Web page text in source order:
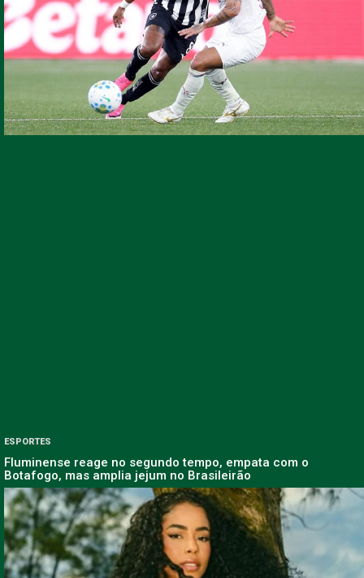
ESPORTES
Fluminense reage no segundo tempo, empata com o
Botafogo, mas amplia jejum no Brasileirão